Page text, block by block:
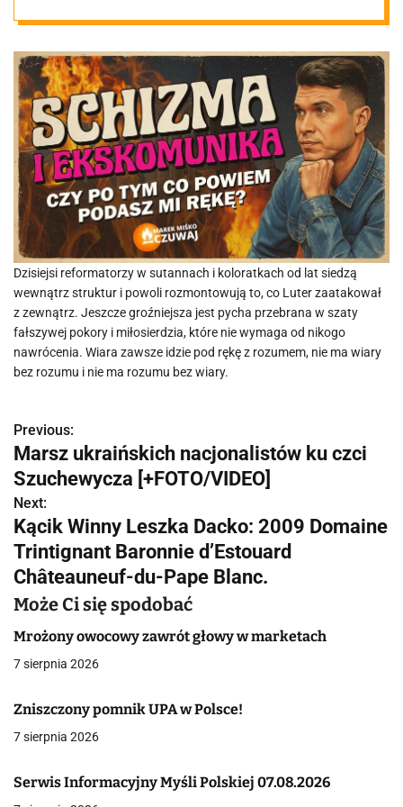
Dzisiejsi reformatorzy w sutannach i koloratkach od lat siedzą
wewnątrz struktur i powoli rozmontowują to, co Luter zaatakował
z zewnątrz. Jeszcze groźniejsza jest pycha przebrana w szaty
fałszywej pokory i miłosierdzia, które nie wymaga od nikogo
nawrócenia. Wiara zawsze idzie pod rękę z rozumem, nie ma wiary
bez rozumu i nie ma rozumu bez wiary.
N
a
w
i
g
a
c
j
a
w
p
Previous:
Marsz ukraińskich nacjonalistów ku czci
Szuchewycza [+FOTO/VIDEO]
Next:
Kącik Winny Leszka Dacko: 2009 Domaine
Trintignant Baronnie d’Estouard
Châteauneuf-du-Pape Blanc.
Może Ci się spodobać
Mrożony owocowy zawrót głowy w marketach
7 sierpnia 2026
Zniszczony pomnik UPA w Polsce!
7 sierpnia 2026
Serwis Informacyjny Myśli Polskiej 07.08.2026